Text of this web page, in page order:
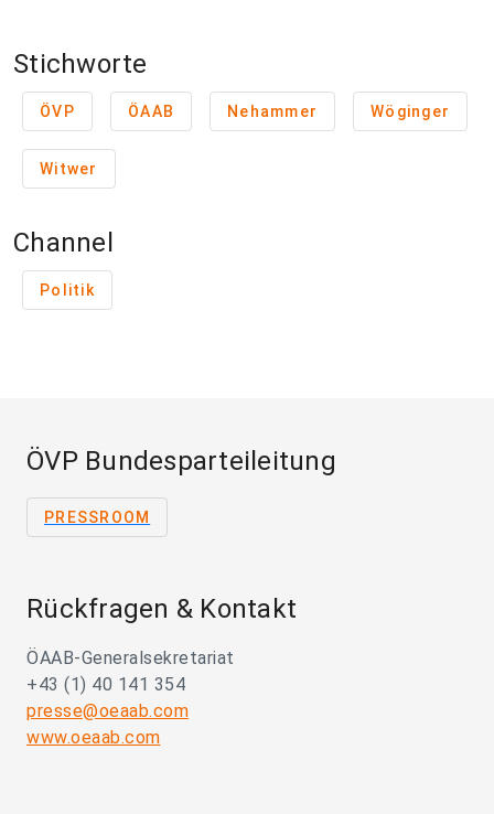
Stichworte
ÖVP ÖAAB Nehammer Wöginger
Witwer
Channel
Politik
ÖVP Bundesparteileitung
PRESSROOM
Rückfragen & Kontakt
ÖAAB-Generalsekretariat
+43 (1) 40 141 354
presse@oeaab.com
www.oeaab.com